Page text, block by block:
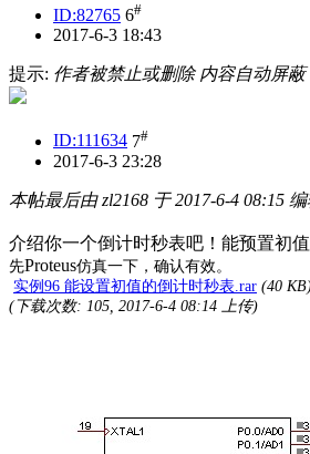
ID:82765 6#
2017-6-3 18:43
提示: 作者被禁止或删除 内容自动屏蔽
ID:111634 7#
2017-6-3 23:28
本帖最后由 zl2168 于 2017-6-4 08:15
介绍你一个倒计时秒表吧！能预置初
先Proteus仿真一下，确认有效。
实例96 能设置初值的倒计时秒表.rar (40
(下载次数: 105, 2017-6-4 08:14 上传)